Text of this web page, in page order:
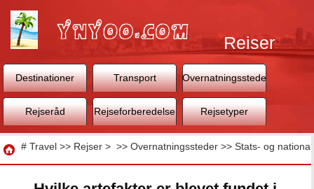
Rejser
Destinationer Transport Overnatningssteder
Rejseråd Rejseforberedelse Rejsetyper
Rejse
# Travel >> Rejser > >> Overnatningssteder >> Stats- og